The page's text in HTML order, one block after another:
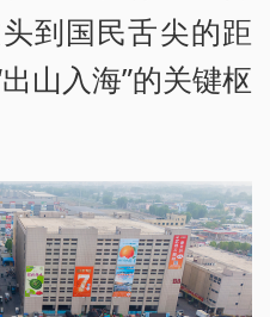
到国民舌尖的距
山入海”的关键枢